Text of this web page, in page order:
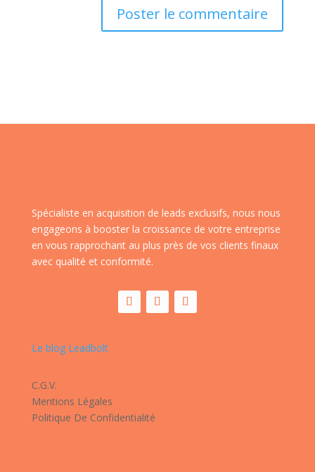
Spécialiste en acquisition de leads exclusifs, nous nous
engageons à booster la croissance de votre entreprise
en vous rapprochant au plus près de vos clients finaux
avec qualité et conformité.
Le blog Leadbolt
C.G.V.
Mentions Légales
Politique De Confidentialité